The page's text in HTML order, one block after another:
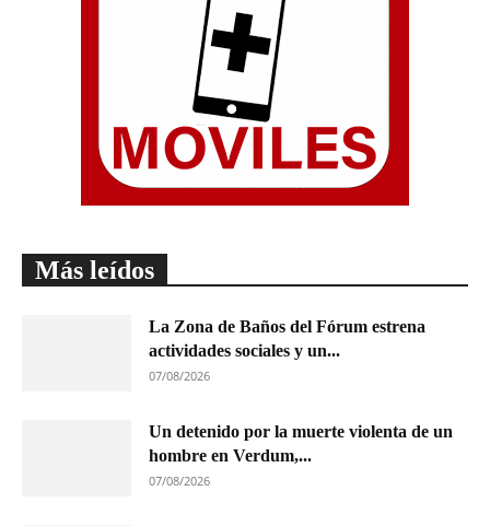
Más leídos
La Zona de Baños del Fórum estrena
actividades sociales y un...
07/08/2026
Un detenido por la muerte violenta de un
hombre en Verdum,...
07/08/2026